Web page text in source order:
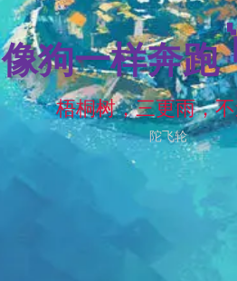
像狗一样奔跑
梧桐树，三更雨，不道
陀飞轮